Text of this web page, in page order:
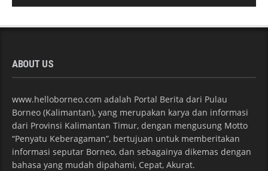
ABOUT US
www.helloborneo.com adalah Portal Berita dari Pulau
Borneo (Kalimantan), yang merupakan karya dan informasi
dari Provinsi Kalimantan Timur, dengan mengusung Motto
“Penyatu Keberagaman”, bertujuan untuk memberitakan
informasi seputar Borneo, dan sebagainya dikemas dengan
bahasa yang mudah dipahami, Cepat, Akurat.